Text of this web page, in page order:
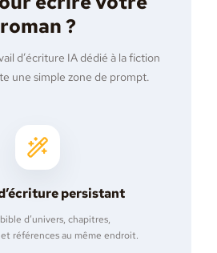
roman ?
d’écriture IA dédié à la fiction
une simple zone de prompt.
persistant
d’univers, chapitres,
références au même endroit.